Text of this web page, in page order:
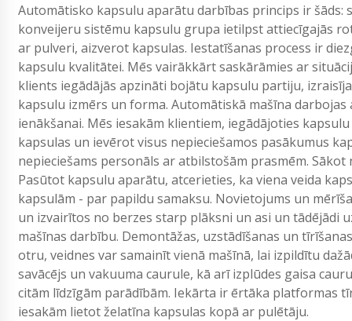
Automātisko kapsulu aparātu darbības princips ir šāds:
konveijeru sistēmu kapsulu grupa ietilpst attiecīgajās
ar pulveri, aizverot kapsulas. Iestatīšanas process ir
kapsulu kvalitātei. Mēs vairākkārt saskārāmies ar
klients iegādājās apzināti bojātu kapsulu partiju,
kapsulu izmērs un forma. Automātiskā mašīna
ienākšanai. Mēs iesakām klientiem, iegādājoties
kapsulas un ievērot visus nepieciešamos pasākumus
nepieciešams personāls ar atbilstošām prasmēm.
Pasūtot kapsulu aparātu, atcerieties, ka viena veida
kapsulām - par papildu samaksu. Novietojums un
un izvairītos no berzes starp plāksni un asi un tādējādi
mašīnas darbību. Demontāžas, uzstādīšanas un
otru, veidnes var samainīt vienā mašīnā, lai izpildītu
savācējs un vakuuma caurule, kā arī izplūdes gaisa
citām līdzīgām parādībām. Iekārta ir ērtāka platformas
iesakām lietot želatīna kapsulas kopā ar pulētāju.